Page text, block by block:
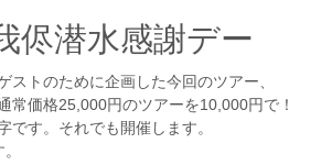
侭潜水感謝デー
ストのために企画した今回のツアー、
常価格25,000円のツアーを10,000円で！
です。それでも開催します。